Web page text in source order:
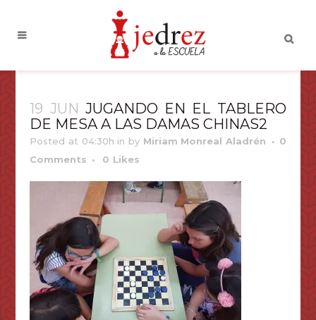
19 JUN JUGANDO EN EL TABLERO
DE MESA A LAS DAMAS CHINAS2
Posted at 04:30h in by Miriam Monreal Aladrén
0
Comments
0 Likes